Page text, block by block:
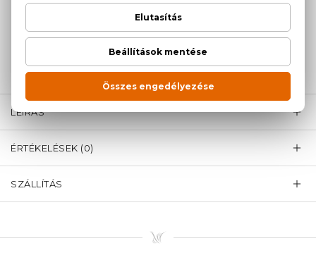
100% eredeti termékek,14 napos visszaküldési
Kérdésed van, elakadtál? Hívd ügyfélszolgálatunkat:+36
LEÍRÁS
ÉRTÉKELÉSEK (0)
SZÁLLÍTÁS